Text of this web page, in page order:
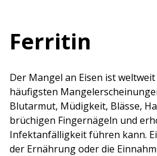
Ferritin
Der Mangel an Eisen ist
häufigsten
Blutarmut, Müdigkeit, Blässe,
brüchigen Fingernägeln und
Infektanfälligkeit führen kann.
der Ernährung oder die